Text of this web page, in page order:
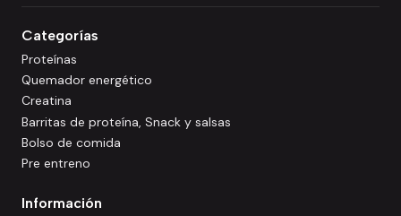
Categorías
Proteínas
Quemador energético
Creatina
Barritas de proteína, Snack y salsas
Bolso de comida
Pre entreno
Información